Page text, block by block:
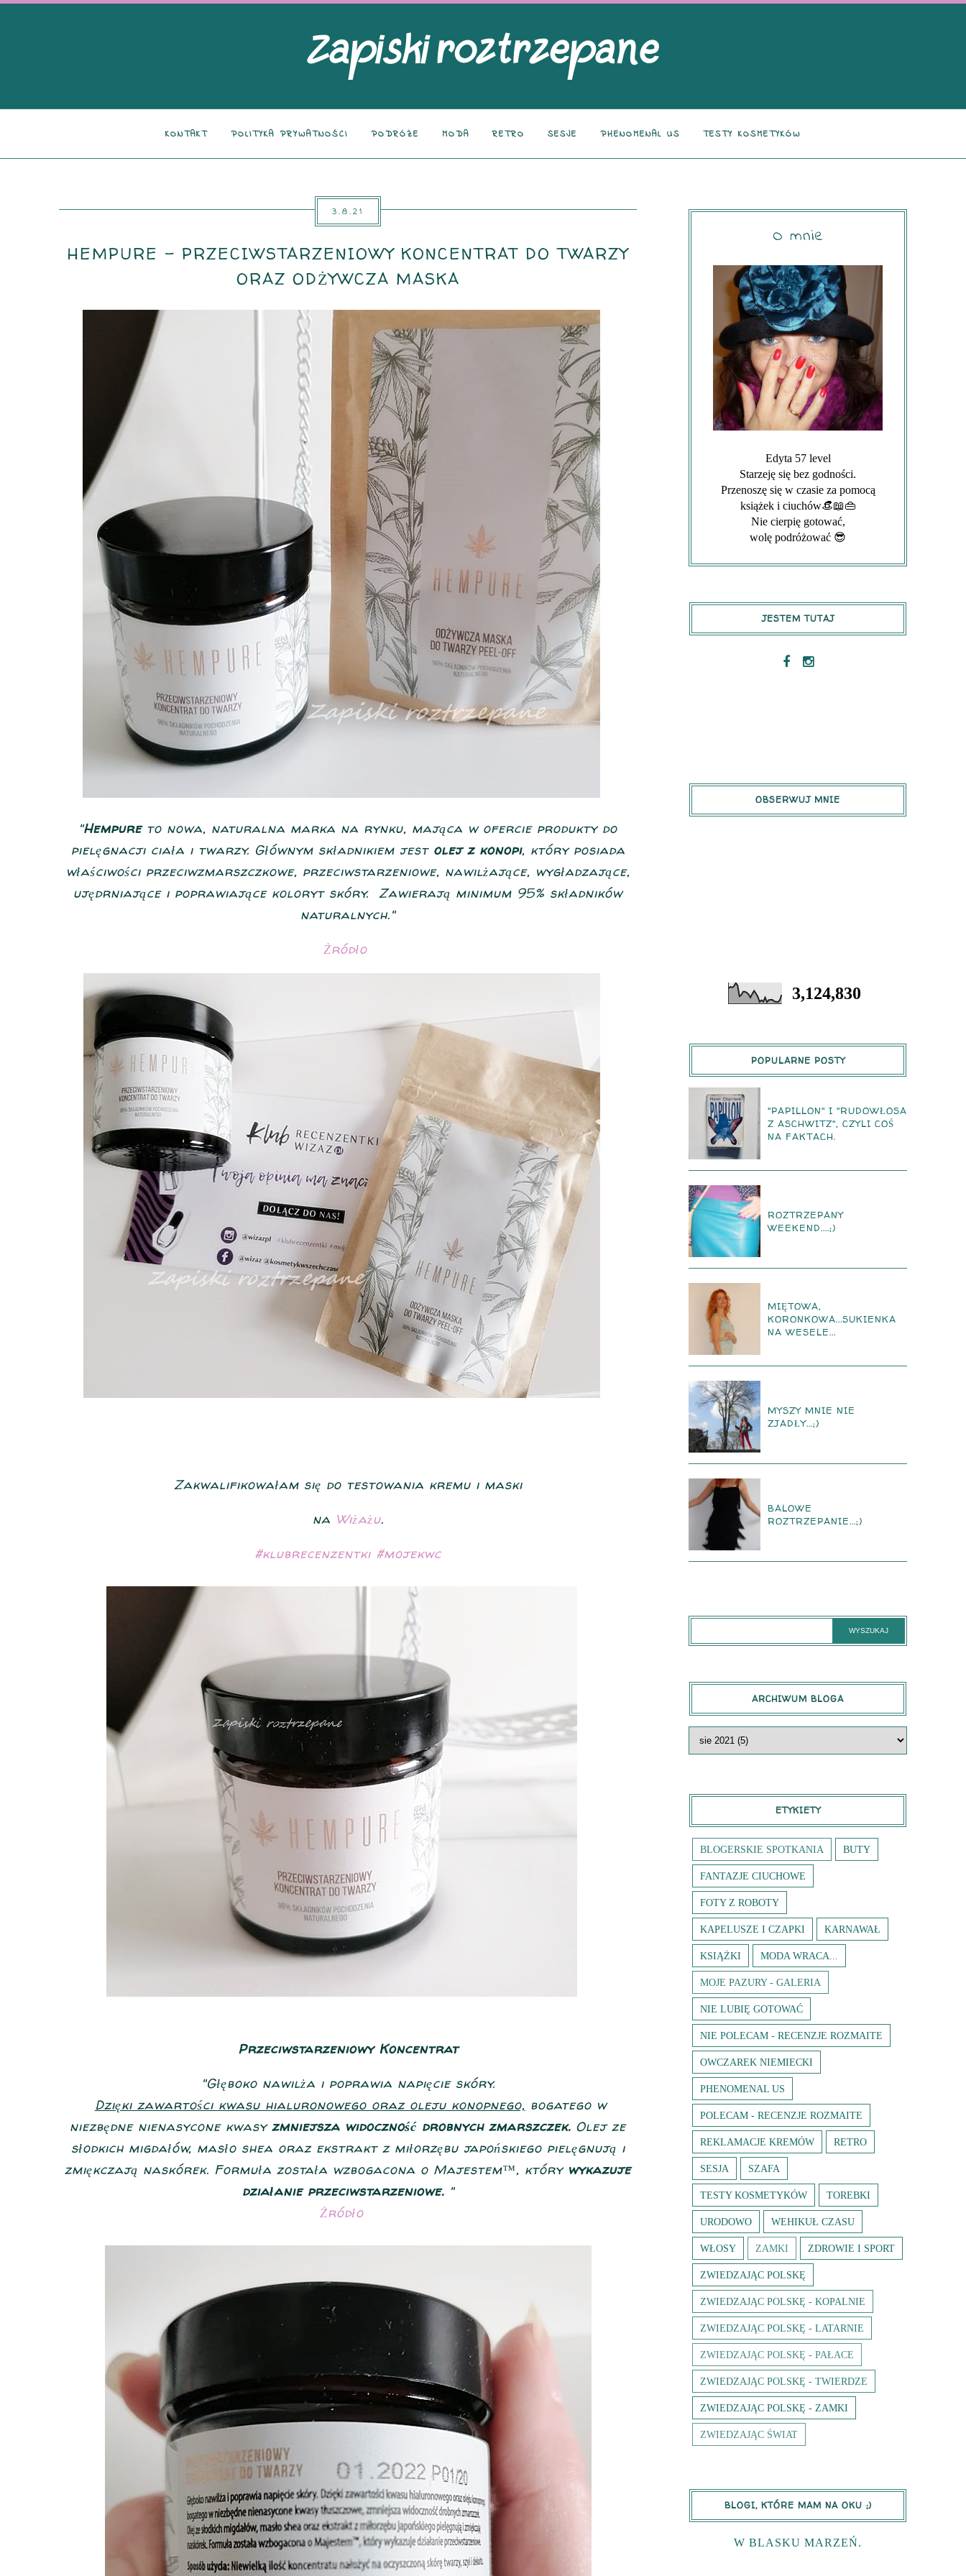
KONTAKT POLITYKA PRYWATNOŚCI PODRÓŻE MODA RETRO SESJE PHENOMENAL US TESTY KOSMETYKÓW
3.8.21
HEMPURE - PRZECIWSTARZENIOWY KONCENTRAT DO TWARZY
ORAZ ODŻYWCZA MASKA
"Hempureto nowa, naturalna marka na rynku, mająca w ofercie produkty do
pielęgnacji ciała i twarzy. Głównym składnikiem jest olej z konopi, który posiada
właściwości przeciwzmarszczkowe, przeciwstarzeniowe, nawilżające, wygładzające,
ujędrniające i poprawiające koloryt skóry. Zawierają minimum 95% składników
naturalnych."
Żródło
Zakwalifikowałam się do testowania kremu i maski
na Wiżażu.
#klubrecenzentki #mojekwc
Przeciwstarzeniowy Koncentrat
"Głęboko nawilża i poprawia napięcie skóry.
Dzięki zawartości kwasu hialuronowego oraz oleju konopnego, bogatego w
niezbędne nienasycone kwasy zmniejsza widoczność drobnych zmarszczek. Olej ze
słodkich migdałów, masło shea oraz ekstrakt z miłorzębu japońskiego pielęgnują i
zmiękczają naskórek. Formuła została wzbogacona o Majestem™, który wykazuje
działanie przeciwstarzeniowe."
Żródło
O mnie
Edyta 57 level
Starzeję się bez godności.
Przenoszę się w czasie za pomocą
książek i ciuchów👒📖👜
Nie cierpię gotować,
wolę podróżować 😎
JESTEM TUTAJ
OBSERWUJ MNIE
3,124,830
POPULARNE POSTY
"PAPILLON" I "RUDOWŁOSA
Z ASCHWITZ", CZYLI COŚ
NA FAKTACH.
ROZTRZEPANY
WEEKEND....;)
MIĘTOWA,
KORONKOWA...SUKIENKA
NA WESELE...
MYSZY MNIE NIE
ZJADŁY...;)
BALOWE
ROZTRZEPANIE...;)
ARCHIWUM BLOGA
ETYKIETY
BLOGERSKIE SPOTKANIA BUTY
FANTAZJE CIUCHOWE
FOTY Z ROBOTY
KAPELUSZE I CZAPKI KARNAWAŁ
KSIĄŻKI MODA WRACA...
MOJE PAZURY - GALERIA
NIE LUBIĘ GOTOWAĆ
NIE POLECAM - RECENZJE ROZMAITE
OWCZAREK NIEMIECKI
PHENOMENAL US
POLECAM - RECENZJE ROZMAITE
REKLAMACJE KREMÓW RETRO
SESJA SZAFA
TESTY KOSMETYKÓW TOREBKI
URODOWO WEHIKUŁ CZASU
WŁOSY ZAMKI ZDROWIE I SPORT
ZWIEDZAJĄC POLSKĘ
ZWIEDZAJĄC POLSKĘ - KOPALNIE
ZWIEDZAJĄC POLSKĘ - LATARNIE
ZWIEDZAJĄC POLSKĘ - PAŁACE
ZWIEDZAJĄC POLSKĘ - TWIERDZE
ZWIEDZAJĄC POLSKĘ - ZAMKI
ZWIEDZAJĄC ŚWIAT
BLOGI, KTÓRE MAM NA OKU ;)
W BLASKU MARZEŃ.